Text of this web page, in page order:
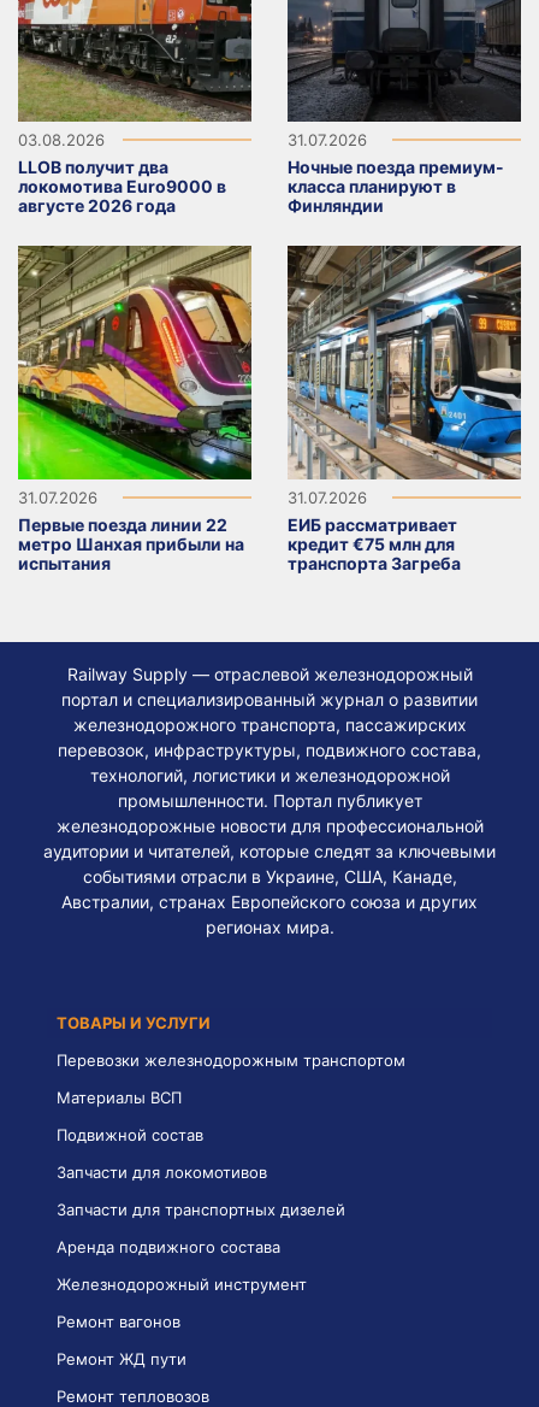
03.08.2026
LLOB получит два
локомотива Euro9000 в
августе 2026 года
31.07.2026
Ночные поезда премиум-
класса планируют в
Финляндии
31.07.2026
Первые поезда линии 22
метро Шанхая прибыли на
испытания
31.07.2026
ЕИБ рассматривает
кредит €75 млн для
транспорта Загреба
Railway Supply — отраслевой железнодорожный
портал и специализированный журнал о развитии
железнодорожного транспорта, пассажирских
перевозок, инфраструктуры, подвижного состава,
технологий, логистики и железнодорожной
промышленности. Портал публикует
железнодорожные новости для профессиональной
аудитории и читателей, которые следят за ключевыми
событиями отрасли в Украине, США, Канаде,
Австралии, странах Европейского союза и других
регионах мира.
ТОВАРЫ И УСЛУГИ
Перевозки железнодорожным транспортом
Материалы ВСП
Подвижной состав
Запчасти для локомотивов
Запчасти для транспортных дизелей
Аренда подвижного состава
Железнодорожный инструмент
Ремонт вагонов
Ремонт ЖД пути
Ремонт тепловозов